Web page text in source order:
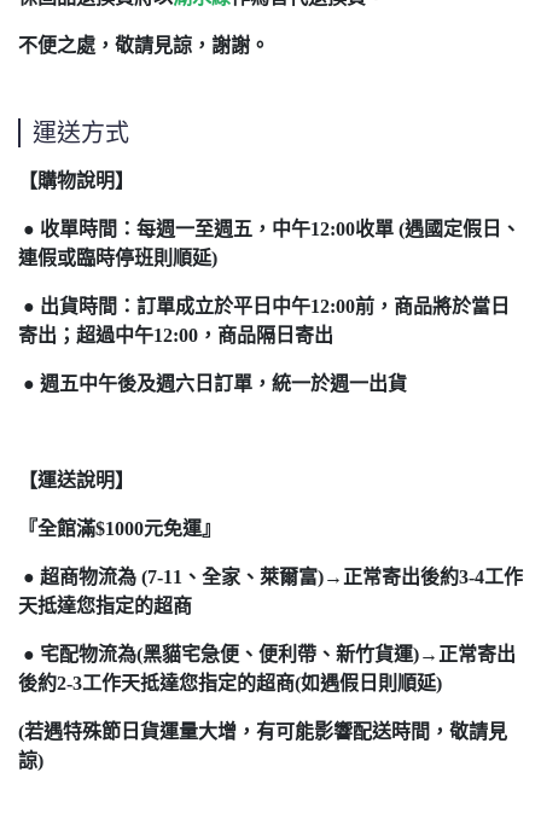
不便之處，敬請見諒，謝謝。
運送方式
【購物說明】
● 收單時間：每週一至週五，中午12:00收單 (遇國定假日、
連假或臨時停班則順延)
● 出貨時間：訂單成立於平日中午12:00前，商品將於當日
寄出；超過中午12:00，商品隔日寄出
● 週五中午後及週六日訂單，統一於週一出貨
【運送說明】
『全館滿$1000元免運』
● 超商物流為 (7-11、全家、萊爾富)→正常寄出後約3-4工作
天抵達您指定的超商
● 宅配物流為(黑貓宅急便、便利帶、新竹貨運)→正常寄出
後約2-3工作天抵達您指定的超商(如遇假日則順延)
(若遇特殊節日貨運量大增，有可能影響配送時間，敬請見
諒)